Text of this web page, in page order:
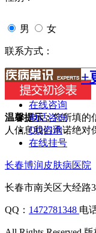
男 女
联系方式：
温馨提示：您所填的
人信息我们承诺绝对
+
在线咨询
电话咨询
QQ咨询
在线挂号
长春博润皮肤病医院
长春市南关区大经路
QQ： 1472781348 电